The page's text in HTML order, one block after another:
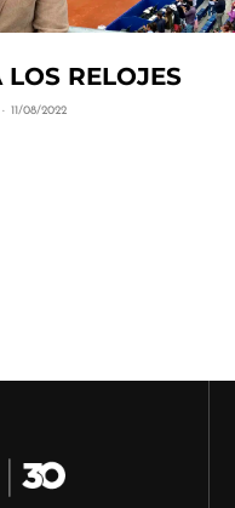
RELOJES
11/08/2022